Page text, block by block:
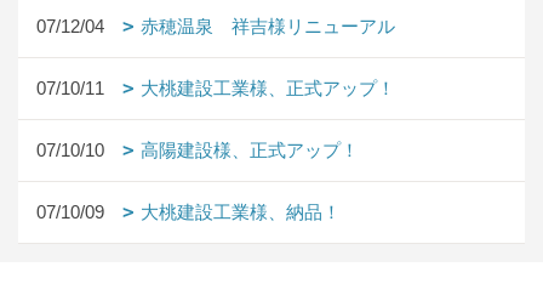
07/12/04 赤穂温泉 祥吉様リニューアル
07/10/11 大桃建設工業様、正式アップ！
07/10/10 高陽建設様、正式アップ！
07/10/09 大桃建設工業様、納品！